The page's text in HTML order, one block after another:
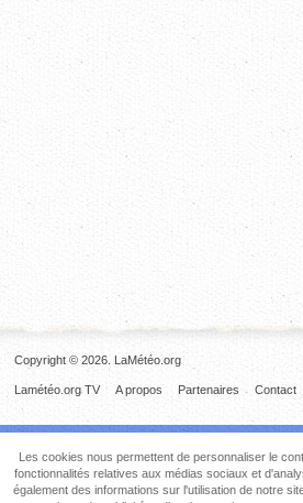
Copyright © 2026. LaMétéo.org
Contact
Partenaires
A propos
Lamétéo.org TV
Les cookies nous permettent de personnaliser le
fonctionnalités relatives aux médias sociaux et
également des informations sur l'utilisation de notre